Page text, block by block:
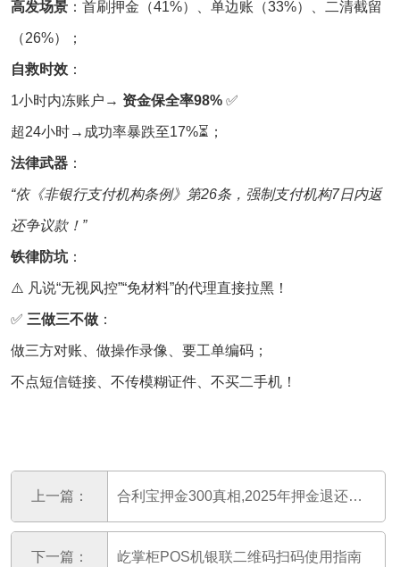
高发场景：首刷押金（41%）、单边账（33%）、二清截留
（26%）；
自救时效：
1小时内冻账户→ 资金保全率98%✅
超24小时→成功率暴跌至17%⏳；
法律武器：
“依《非银行支付机构条例》第26条，强制支付机构7日内返
还争议款！”
铁律防坑：
⚠️ 凡说“无视风控”“免材料”的代理直接拉黑！
✅ 三做三不做：
做三方对账、做操作录像、要工单编码；
不点短信链接、不传模糊证件、不买二手机！
上一篇： 合利宝押金300真相,2025年押金退还全攻略
下一篇： 屹掌柜POS机银联二维码扫码使用指南